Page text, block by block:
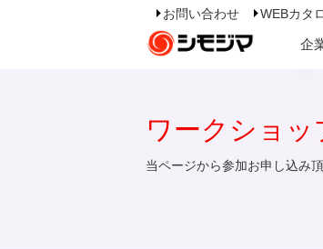
お問い合わせ WEBカタ
企
ワークショッ
当ページから参加お申し込み頂